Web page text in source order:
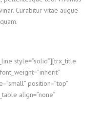
Curabitur vitae augue
style=”solid”][trx_title
position=”top”
align=”none”